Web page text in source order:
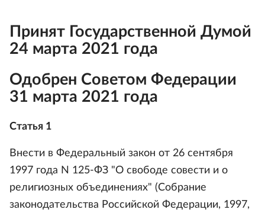
Принят Государственной Думой
24 марта 2021 года
Одобрен Советом Федерации
31 марта 2021 года
Статья 1
Внести в Федеральный закон от 26 сентября
1997 года N 125-ФЗ "О свободе совести и о
религиозных объединениях" (Собрание
законодательства Российской Федерации, 1997,